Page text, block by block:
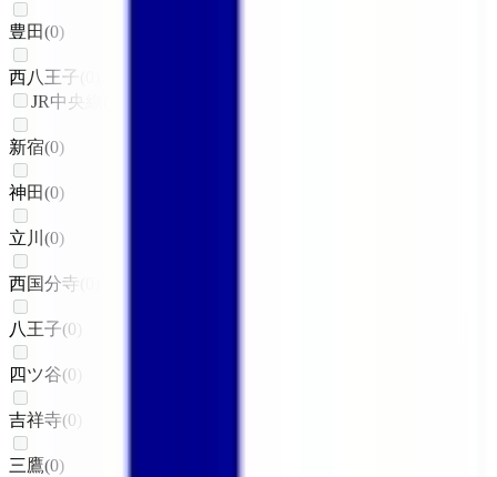
豊田(0)
西八王子
JR中央線(快速)
新宿(0)
神田(0)
立川 (0)
西国分寺
八王子(0
四ツ谷(0
吉祥寺(0
三鷹(0)